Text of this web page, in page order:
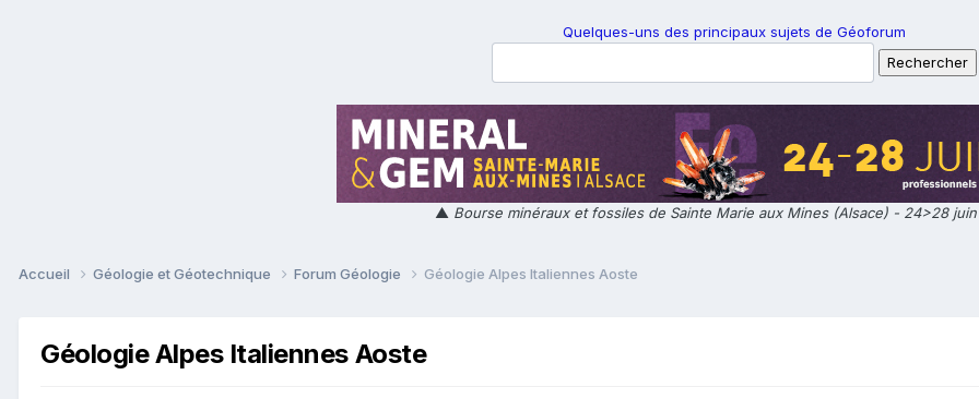
Quelques-uns des principaux sujets de Géoforum
▲ Bourse minéraux et fossiles de Sainte Marie aux Mines (Alsace) - 24>28
Accueil Géologie et Géotechnique Forum Géologie Géologie Alpes Italiennes Aoste
Géologie Alpes Italiennes Aoste